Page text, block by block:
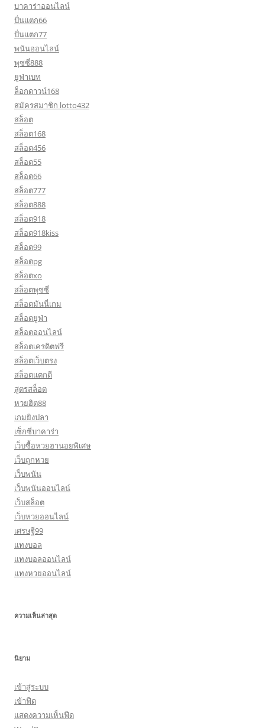
บาคาร่าออนไลน์
ปั่นแตก66
ปั่นแตก77
พนันออนไลน์
พุซซี่888
ยูฟ่าเบท
ล็อกดาวน์168
สมัครสมาชิก lotto432
สล็อต
สล็อต168
สล็อต456
สล็อต55
สล็อต66
สล็อต777
สล็อต888
สล็อต918
สล็อต918kiss
สล็อต99
สล็อตpg
สล็อตxo
สล็อตพุซซี่
สล็อตมันนี่เกม
สล็อตยูฟ่า
สล็อตออนไลน์
สล็อตเครดิตฟรี
สล็อตเว็บตรง
สล็อตแตกดี
สูตรสล็อต
หวยฮิต88
เกมยิงปลา
เซ็กซี่บาคาร่า
เว็บซื้อหวยฮานอยพิเศษ
เว็บถูกหวย
เว็บพนัน
เว็บพนันออนไลน์
เว็บสล็อต
เว็บหวยออนไลน์
เศรษฐี99
แทงบอล
แทงบอลออนไลน์
แทงหวยออนไลน์
ความเห็นล่าสุด
นิยาม
เข้าสู่ระบบ
เข้าฟีด
แสดงความเห็นฟีด